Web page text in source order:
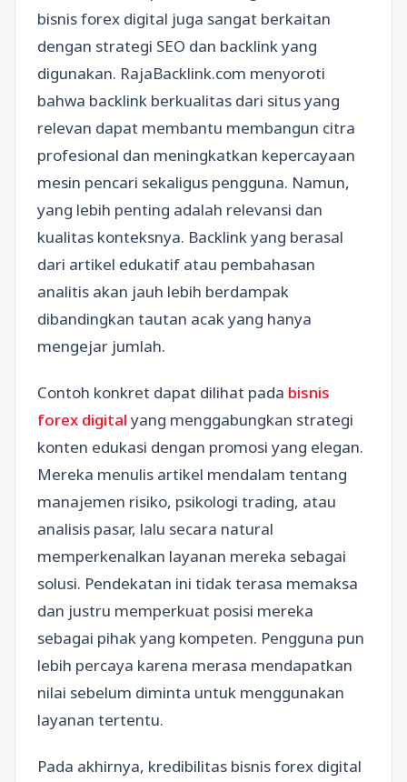
bisnis forex digital juga sangat berkaitan
dengan strategi SEO dan backlink yang
digunakan. RajaBacklink.com menyoroti
bahwa backlink berkualitas dari situs yang
relevan dapat membantu membangun citra
profesional dan meningkatkan kepercayaan
mesin pencari sekaligus pengguna. Namun,
yang lebih penting adalah relevansi dan
kualitas konteksnya. Backlink yang berasal
dari artikel edukatif atau pembahasan
analitis akan jauh lebih berdampak
dibandingkan tautan acak yang hanya
mengejar jumlah.
Contoh konkret dapat dilihat pada bisnis
forex digital yang menggabungkan strategi
konten edukasi dengan promosi yang elegan.
Mereka menulis artikel mendalam tentang
manajemen risiko, psikologi trading, atau
analisis pasar, lalu secara natural
memperkenalkan layanan mereka sebagai
solusi. Pendekatan ini tidak terasa memaksa
dan justru memperkuat posisi mereka
sebagai pihak yang kompeten. Pengguna pun
lebih percaya karena merasa mendapatkan
nilai sebelum diminta untuk menggunakan
layanan tertentu.
Pada akhirnya, kredibilitas bisnis forex digital